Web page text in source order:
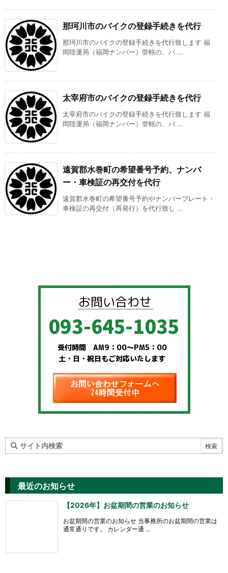
那珂川市のバイクの登録手続きを代行
那珂川市のバイクの登録手続きを代行致します 福
岡陸運局（福岡ナンバー）管轄の、バ ...
太宰府市のバイクの登録手続きを代行
太宰府市のバイクの登録手続きを代行致します 福
岡陸運局（福岡ナンバー）管轄の、バ ...
遠賀郡水巻町の希望番号予約、ナンバ
ー・車検証の再交付を代行
遠賀郡水巻町の希望番号予約やナンバープレート・
車検証の再交付（再発行）を代行致し ...
最近のお知らせ
【2026年】お盆期間の営業のお知らせ
お盆期間の営業のお知らせ 当事務所のお盆期間の営業は
通常通りです。 カレンダー通 ...